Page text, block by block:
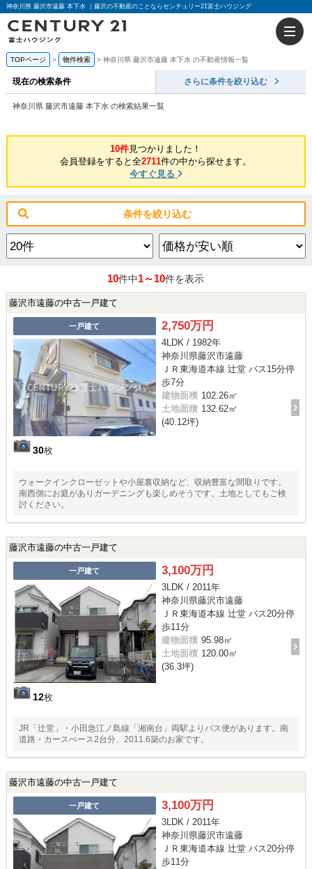
神奈川県 藤沢市遠藤 本下水 ｜藤沢の不動産のことならセンチュリー21富士ハウジング
TOPページ 物件検索 神奈川県 藤沢市遠藤 本下水 の不動産情報一覧
現在の検索条件 さらに条件を絞り込む
神奈川県 藤沢市遠藤 本下水 の検索結果一覧
10件見つかりました！
会員登録をすると全2711件の中から探せます。
今すぐ見る
条件を絞り込む
10件中1～10件を表示
藤沢市遠藤の中古一戸建て
一戸建て
30枚
2,750万円
4LDK / 1982年
神奈川県藤沢市遠藤
ＪＲ東海道本線 辻堂 バス15分停
歩7分
建物面積 102.26㎡
土地面積 132.62㎡
(40.12坪)
ウォークインクローゼットや小屋裏収納など、収納豊富な間取りです。
南西側にお庭がありガーデニングも楽しめそうです。土地としてもご検
討ください。
藤沢市遠藤の中古一戸建て
一戸建て
12枚
3,100万円
3LDK / 2011年
神奈川県藤沢市遠藤
ＪＲ東海道本線 辻堂 バス20分停
歩11分
建物面積 95.98㎡
土地面積 120.00㎡
(36.3坪)
JR「辻堂」・小田急江ノ島線「湘南台」両駅よりバス便があります。南
道路・カースぺース2台分、2011.6築のお家です。
藤沢市遠藤の中古一戸建て
一戸建て 3,100万円
3LDK / 2011年
神奈川県藤沢市遠藤
ＪＲ東海道本線 辻堂 バス20分停
歩11分